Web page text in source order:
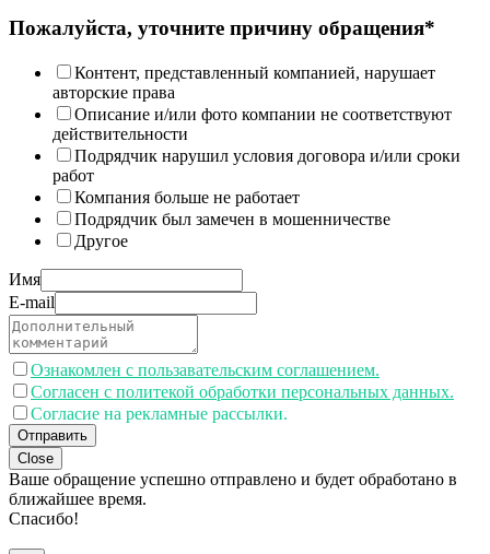
Пожалуйста, уточните причину обращения*
Контент, представленный компанией, нарушает
авторские права
Описание и/или фото компании не соответствуют
действительности
Подрядчик нарушил условия договора и/или сроки
работ
Компания больше не работает
Подрядчик был замечен в мошенничестве
Другое
Имя
E-mail
Ознакомлен с пользавательским соглашением.
Согласен с политекой обработки персональных данных.
Согласие на рекламные рассылки.
Отправить
Close
Ваше обращение успешно отправлено и будет обработано в
ближайшее время.
Спасибо!